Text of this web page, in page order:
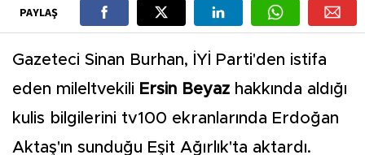
PAYLAŞ
Gazeteci Sinan Burhan, İYİ Parti'den istifa
eden mileltvekili Ersin Beyaz hakkında aldığı
kulis bilgilerini tv100 ekranlarında Erdoğan
Aktaş'ın sunduğu Eşit Ağırlık'ta aktardı.